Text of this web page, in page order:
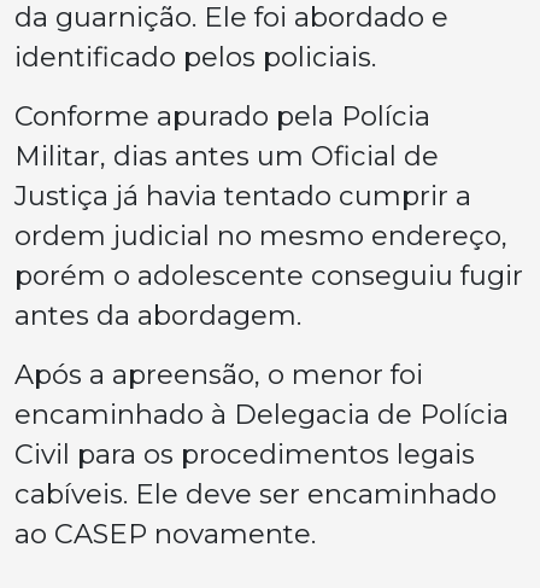
da guarnição. Ele foi abordado e
identificado pelos policiais.
Conforme apurado pela Polícia
Militar, dias antes um Oficial de
Justiça já havia tentado cumprir a
ordem judicial no mesmo endereço,
porém o adolescente conseguiu fugir
antes da abordagem.
Após a apreensão, o menor foi
encaminhado à Delegacia de Polícia
Civil para os procedimentos legais
cabíveis. Ele deve ser encaminhado
ao CASEP novamente.